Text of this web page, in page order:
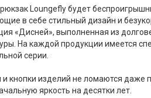
Loungefly будет
в себе стильный дизайн и
«Дисней», выполненная из
На каждой продукции имеется
серии.
кнопки изделий не ломаются даже
яркость на десятки лет.